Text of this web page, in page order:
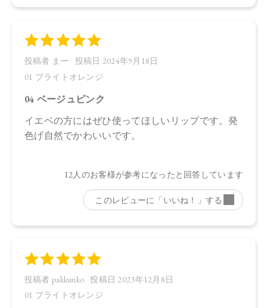
黄４、赤２０２、赤２０１、グンジョウ
【原産国】
日本
【メーカー品番】
・01：4570106724583
・02：4570106724590
・03：4570106724606
・04：4570106724613
・06：4570106724637
・08：4570106724651
・09：4570106724668
・10：4570106724675
【店舗発売日】
Cosme Kitchen 2023/7/29
Biople 2023/7/29
Make↗Kitchen 2023/7/29